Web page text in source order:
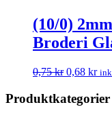
(10/0)
Broderi
0,75kr 0,68 kr
Produktkategorier